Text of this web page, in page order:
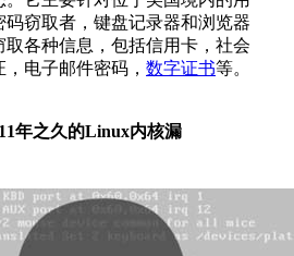
码窃取者，键盘记录器和浏览器
各种信息，包括信用卡，社会
电子邮件密码， 数字证书等。
之久的Linux内核漏